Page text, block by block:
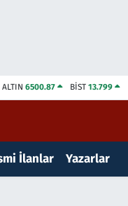
ALTIN 6500.87 BİST13.799
İlanlar Yazarlar